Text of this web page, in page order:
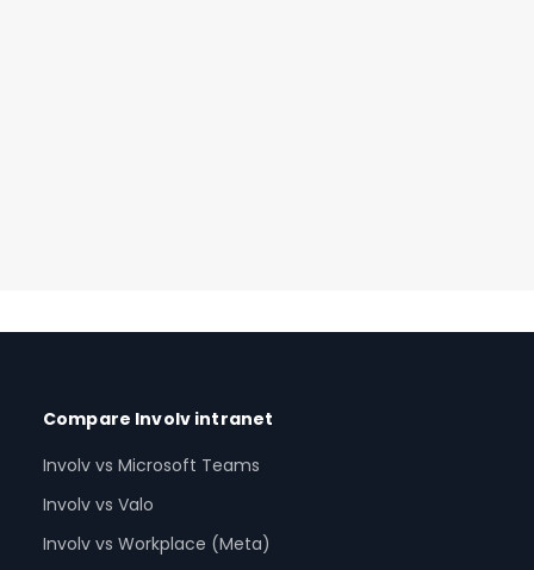
Compare Involv intranet
Involv vs Microsoft Teams
Involv vs Valo
Involv vs Workplace (Meta)